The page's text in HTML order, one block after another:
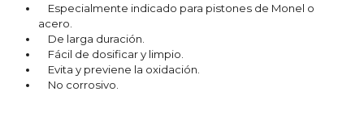
Especialmente indicado para pistones de Monel o
acero.
De larga duración.
Fácil de dosificar y limpio.
Evita y previene la oxidación.
No corrosivo.